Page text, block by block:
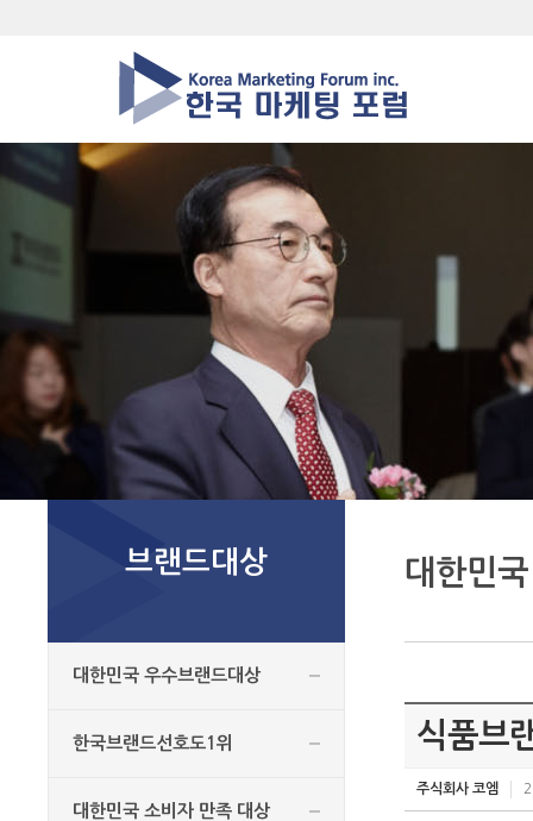
브랜드대상
대한민국 우수브랜드대상
한국브랜드선호도1위
대한민국 소비자 만족 대상
대한민
식품브
주식회사 코엠